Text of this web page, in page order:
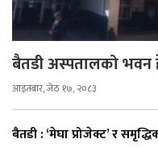
बैतडी अस्पतालको भवन
आइतबार, जेठ १७, २०८३
बैतडी : ‘मेघा प्रोजेक्ट’ र